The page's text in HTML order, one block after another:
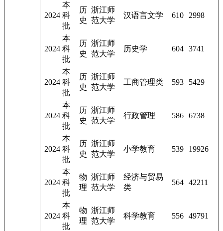
2024
本
科
批
历
史
浙江师
范大学
汉语言文学 610 2998
2024
本
科
批
历
史
浙江师
范大学
历史学 604 3741
2024
本
科
批
历
史
浙江师
范大学
工商管理类 593 5429
2024
本
科
批
历
史
浙江师
范大学
行政管理 586 6738
2024
本
科
批
历
史
浙江师
范大学
小学教育 539 19926
2024
本
科
批
物
理
浙江师
范大学
经济与贸易
类
564 42211
2024
本
科
批
物
理
浙江师
范大学
科学教育 556 49791